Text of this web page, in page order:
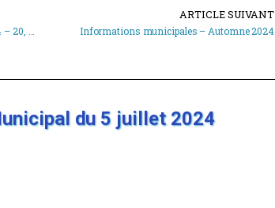
ARTICLE SUIVANT
Informations municipales – Automne 2024
du 5 juillet 2024